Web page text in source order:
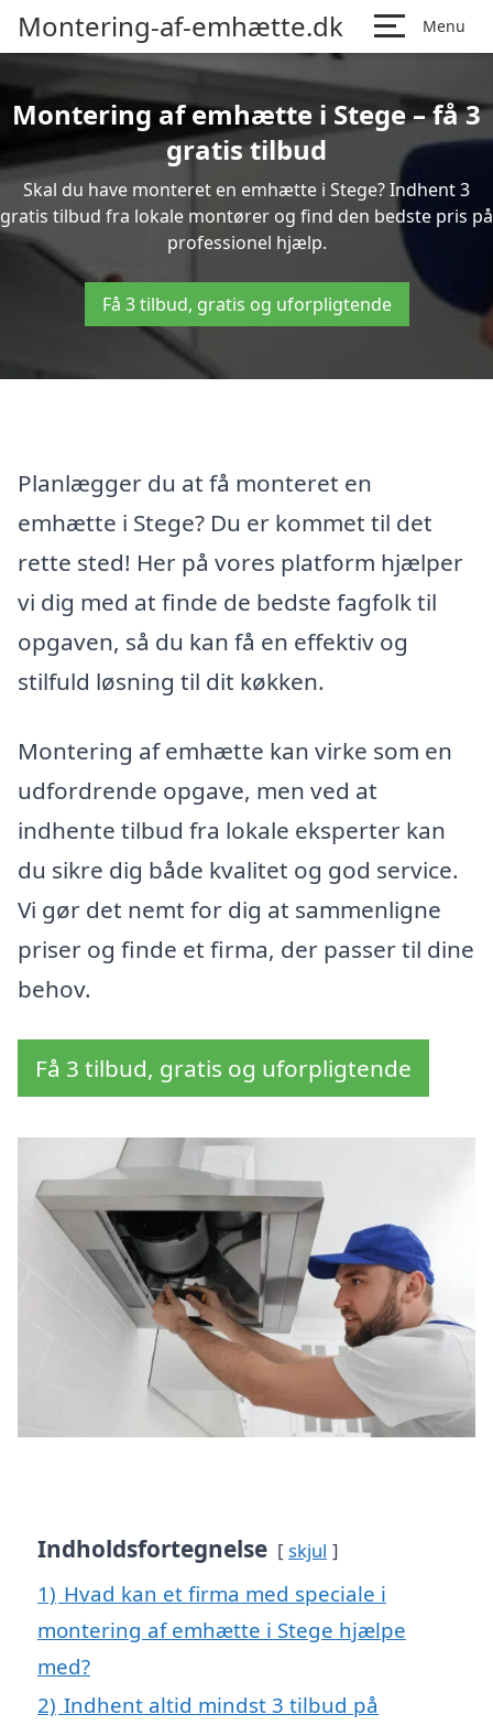
Montering-af-emhætte.dk Menu
Montering af emhætte i Stege – få 3
gratis tilbud
Skal du have monteret en emhætte i Stege? Indhent 3
gratis tilbud fra lokale montører og find den bedste pris på
professionel hjælp.
Få 3 tilbud, gratis og uforpligtende
Planlægger du at få monteret en
emhætte i Stege? Du er kommet til det
rette sted! Her på vores platform hjælper
vi dig med at finde de bedste fagfolk til
opgaven, så du kan få en effektiv og
stilfuld løsning til dit køkken.
Montering af emhætte kan virke som en
udfordrende opgave, men ved at
indhente tilbud fra lokale eksperter kan
du sikre dig både kvalitet og god service.
Vi gør det nemt for dig at sammenligne
priser og finde et firma, der passer til dine
behov.
Få 3 tilbud, gratis og uforpligtende
Indholdsfortegnelse skjul
1) Hvad kan et firma med speciale i
montering af emhætte i Stege hjælpe
med?
2) Indhent altid mindst 3 tilbud på